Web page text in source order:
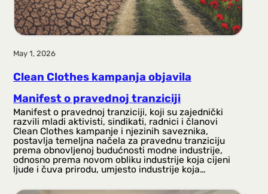
May 1, 2026
Clean Clothes kampanja objavila
Manifest o pravednoj tranziciji
Manifest o pravednoj tranziciji, koji su zajednički
razvili mladi aktivisti, sindikati, radnici i članovi
Clean Clothes kampanje i njezinih saveznika,
postavlja temeljna načela za pravednu tranziciju
prema obnovljenoj budućnosti modne industrije,
odnosno prema novom obliku industrije koja cijeni
ljude i čuva prirodu, umjesto industrije koja…